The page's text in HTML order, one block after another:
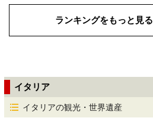
ランキングをもっと見る
イタリア
イタリアの観光・世界遺産